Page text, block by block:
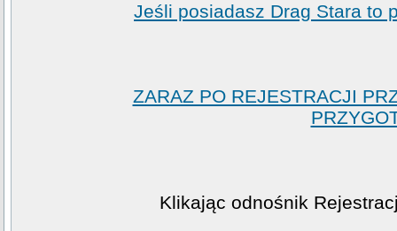
Jeśli posiadasz Drag Stara to
ZARAZ PO REJESTRACJI
Klikając odnośnik